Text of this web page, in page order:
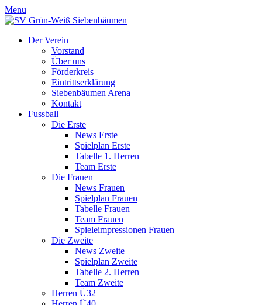
Menu
Der Verein
Vorstand
Über uns
Förderkreis
Eintrittserklärung
Siebenbäumen Arena
Kontakt
Fussball
Die Erste
News Erste
Spielplan Erste
Tabelle 1. Herren
Team Erste
Die Frauen
News Frauen
Spielplan Frauen
Tabelle Frauen
Team Frauen
Spieleimpressionen Frauen
Die Zweite
News Zweite
Spielplan Zweite
Tabelle 2. Herren
Team Zweite
Herren Ü32